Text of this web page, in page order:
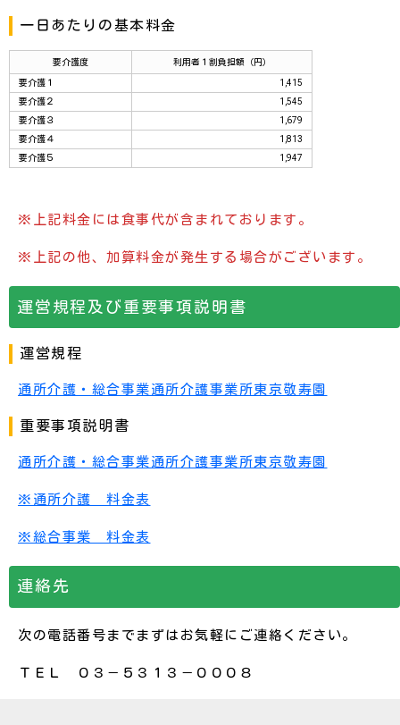
一日あたりの基本料金
要介護度 利用者１割負担額（円）
要介護１
1,415
要介護２
1,545
要介護３
1,679
要介護４
1,813
要介護５
1,947
※上記料金には食事代が含まれております。
※上記の他、加算料金が発生する場合がございます。
運営規程及び重要事項説明書
運営規程
通所介護・総合事業通所介護事業所東京敬寿園
重要事項説明書
通所介護・総合事業通所介護事業所東京敬寿園
※通所介護 料金表
※総合事業 料金表
連絡先
次の電話番号までまずはお気軽にご連絡ください。
ＴＥＬ ０３－５３１３－０００８